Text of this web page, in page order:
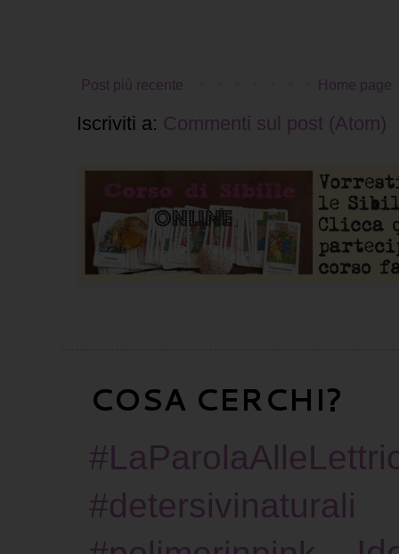
Post più recente Home page
Iscriviti a: Commenti sul post (Atom)
COSA CERCHI?
#detersivinaturali